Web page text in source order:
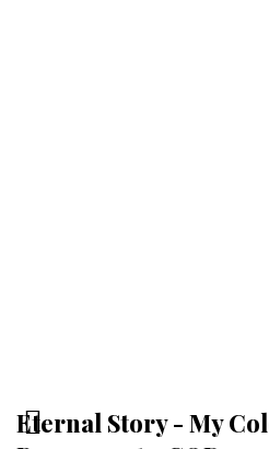
Eternal Story - My